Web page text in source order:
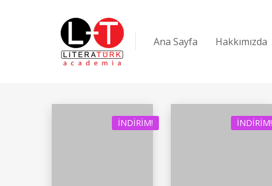
Ana Sayfa Hakkımızda
İNDIRIM! İNDIRIM!